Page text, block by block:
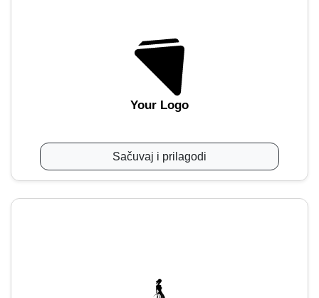
Your Logo
Sačuvaj i prilagodi